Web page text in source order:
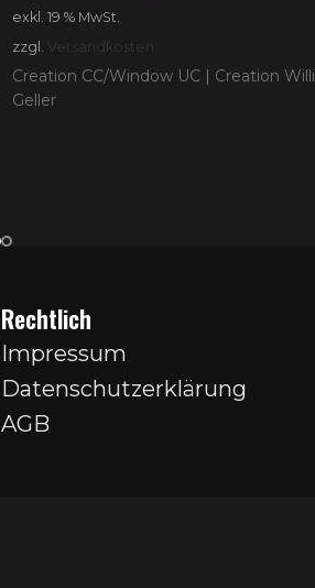
exkl. 19 % MwSt.
zzgl. Versandkosten
Creation CC/Window UC | Creation Willi
Geller
Rechtlich
Impressum
Datenschutzerklärung
AGB